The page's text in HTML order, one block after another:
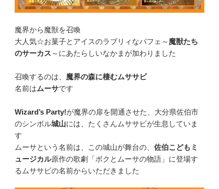
魔界から魔獣を召喚
大人気☆お菓子とアイスのラブリィなパフェ～ 魔獣たち
のサーカス ～にあたらしいなかまが加わりました
召喚するのは、 魔界の森に棲むムササビ
名前はムーサです
Wizard’s Party!が魔界の扉を開通させた、大分県佐伯市
のシンボル城山には、たくさんムササビが生息していま
す
ムーサという名前は、この城山が舞台の、 佐伯こどもミ
ュージカル原作の歌劇「ボクとムーサの物語」に登場す
るムササビの名前からいただきました